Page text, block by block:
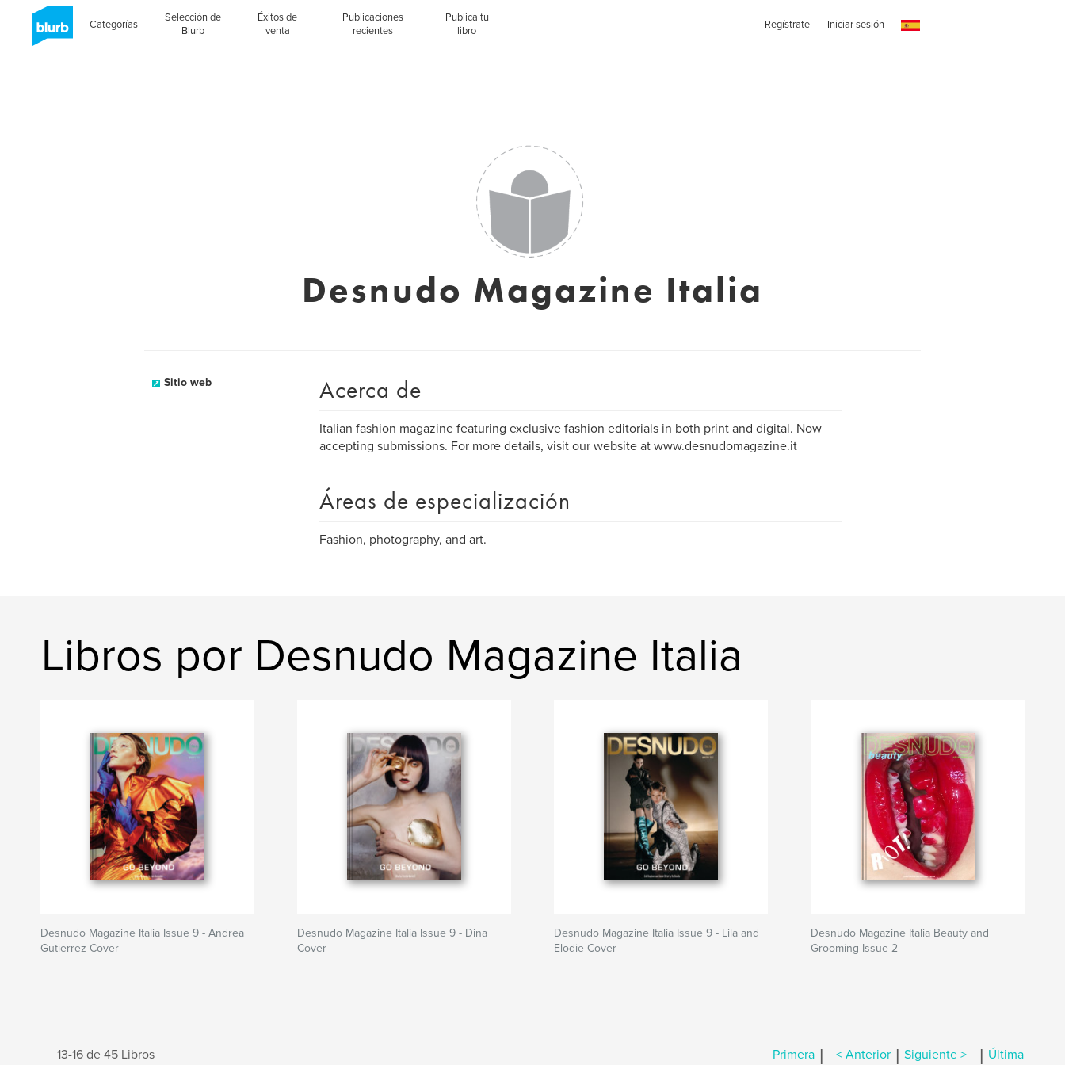
Categorías
Selección de
Blurb
Éxitos de
venta
Publicaciones
recientes
Publica tu
libro
Regístrate Iniciar sesión
Desnudo Magazine Italia
Sitio web Acerca de
Italian fashion magazine featuring exclusive fashion editorials in both print and digital. Now
accepting submissions. For more details, visit our website at www.desnudomagazine.it
Áreas de especialización
Fashion, photography, and art.
Libros por Desnudo Magazine Italia
Desnudo Magazine Italia Issue 9 - Andrea
Gutierrez Cover
Desnudo Magazine Italia Issue 9 - Dina
Cover
Desnudo Magazine Italia Issue 9 - Lila and
Elodie Cover
Desnudo Magazine Italia Beauty and
Grooming Issue 2
13-16 de 45 Libros Primera | < Anterior | Siguiente > | Última